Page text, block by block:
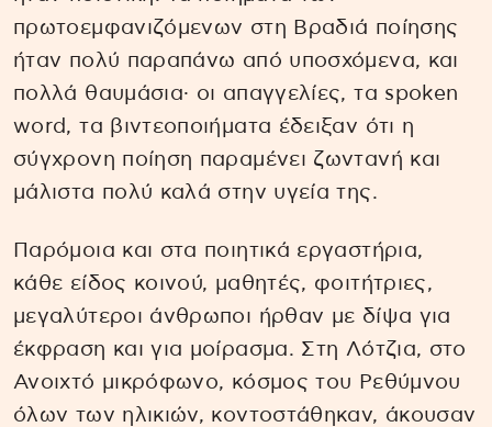
πρωτοεμφανιζόμενων στη Βραδιά ποίησης
ήταν πολύ παραπάνω από υποσχόμενα, και
πολλά θαυμάσια· οι απαγγελίες, τα spoken
word, τα βιντεοποιήματα έδειξαν ότι η
σύγχρονη ποίηση παραμένει ζωντανή και
μάλιστα πολύ καλά στην υγεία της.
Παρόμοια και στα ποιητικά εργαστήρια,
κάθε είδος κοινού, μαθητές, φοιτήτριες,
μεγαλύτεροι άνθρωποι ήρθαν με δίψα για
έκφραση και για μοίρασμα. Στη Λότζια, στο
Ανοιχτό μικρόφωνο, κόσμος του Ρεθύμνου
όλων των ηλικιών, κοντοστάθηκαν, άκουσαν